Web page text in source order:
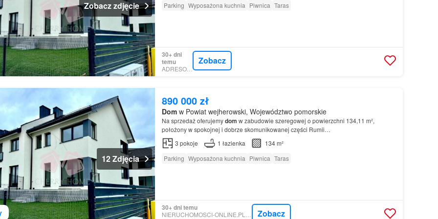
Zobacz zdjęcie Parking Wyposażona kuchnia Piwnica Taras
30+ dni
temu
ADRESOWO
Zobacz
12 Zdjęcia
890 000 zł
Domw Powiat wejherowski, Województwo pomorskie
Na sprzedaż oferujemydom w zabudowie szeregowej o powierzchni 134,11 m²,
położony w spokojnej i dobrze skomunikowanej części Rumii…
3 pokoje 1 łazienka
134 m²
Parking Wyposażona kuchnia Piwnica Taras
30+ dni temu
Zobacz